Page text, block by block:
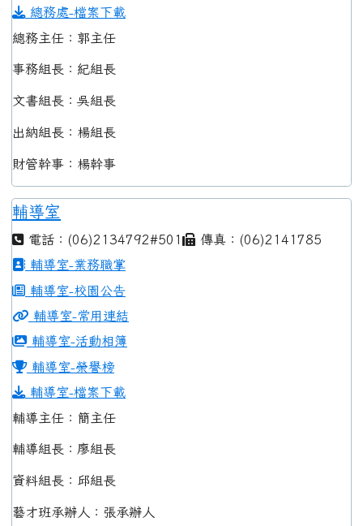
總務處-檔案下載
總務主任：郭主任
事務組長：紀組長
文書組長：吳組長
出納組長：楊組長
財管幹事：楊幹事
輔導室
電話：(06)2134792#501
傳真：(06)2141785
輔導室-業務職掌
輔導室-校園公告
輔導室-常用連結
輔導室-活動相簿
輔導室-榮譽榜
輔導室-檔案下載
輔導主任：簡主任
輔導組長：廖組長
資料組長：邱組長
藝才班承辦人：張承辦人